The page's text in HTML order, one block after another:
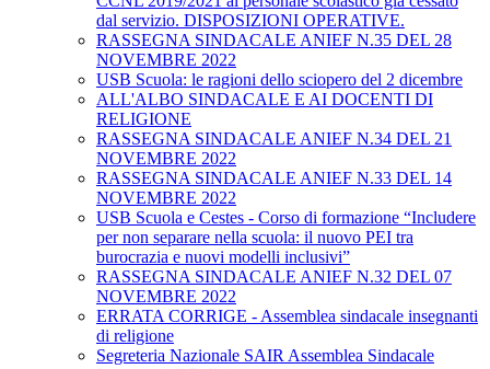
dal servizio. DISPOSIZIONI OPERATIVE.
RASSEGNA SINDACALE ANIEF N.35 DEL 28
NOVEMBRE 2022
USB Scuola: le ragioni dello sciopero del 2 dicembre
ALL'ALBO SINDACALE E AI DOCENTI DI
RELIGIONE
RASSEGNA SINDACALE ANIEF N.34 DEL 21
NOVEMBRE 2022
RASSEGNA SINDACALE ANIEF N.33 DEL 14
NOVEMBRE 2022
USB Scuola e Cestes - Corso di formazione “Includere
per non separare nella scuola: il nuovo PEI tra
burocrazia e nuovi modelli inclusivi”
RASSEGNA SINDACALE ANIEF N.32 DEL 07
NOVEMBRE 2022
ERRATA CORRIGE - Assemblea sindacale insegnanti
di religione
Segreteria Nazionale SAIR Assemblea Sindacale